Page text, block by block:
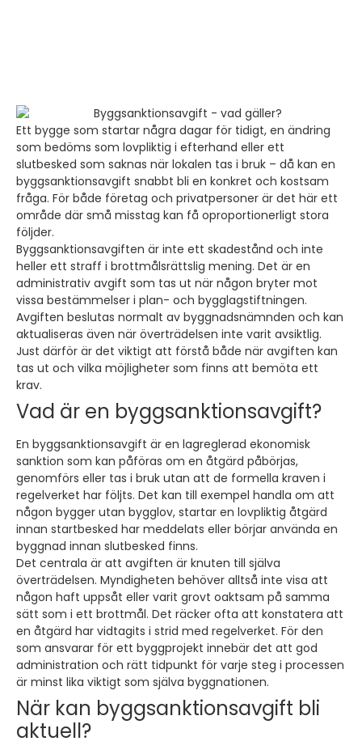
Ett bygge som startar några dagar för tidigt, en ändring
som bedöms som lovpliktig i efterhand eller ett
slutbesked som saknas när lokalen tas i bruk – då kan en
byggsanktionsavgift snabbt bli en konkret och kostsam
fråga. För både företag och privatpersoner är det här ett
område där små misstag kan få oproportionerligt stora
följder.
Byggsanktionsavgiften är inte ett skadestånd och inte
heller ett straff i brottmålsrättslig mening. Det är en
administrativ avgift som tas ut när någon bryter mot
vissa bestämmelser i plan- och bygglagstiftningen.
Avgiften beslutas normalt av byggnadsnämnden och kan
aktualiseras även när överträdelsen inte varit avsiktlig.
Just därför är det viktigt att förstå både när avgiften kan
tas ut och vilka möjligheter som finns att bemöta ett
krav.
Vad är en byggsanktionsavgift?
En byggsanktionsavgift är en lagreglerad ekonomisk
sanktion som kan påföras om en åtgärd påbörjas,
genomförs eller tas i bruk utan att de formella kraven i
regelverket har följts. Det kan till exempel handla om att
någon bygger utan bygglov, startar en lovpliktig åtgärd
innan startbesked har meddelats eller börjar använda en
byggnad innan slutbesked finns.
Det centrala är att avgiften är knuten till själva
överträdelsen. Myndigheten behöver alltså inte visa att
någon haft uppsåt eller varit grovt oaktsam på samma
sätt som i ett brottmål. Det räcker ofta att konstatera att
en åtgärd har vidtagits i strid med regelverket. För den
som ansvarar för ett byggprojekt innebär det att god
administration och rätt tidpunkt för varje steg i processen
är minst lika viktigt som själva byggnationen.
När kan byggsanktionsavgift bli
aktuell?